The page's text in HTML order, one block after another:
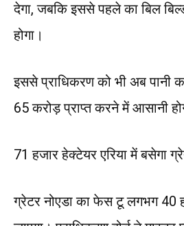
देगा, जबकि इससे पहले का बिल
होगा।
इससे प्राधिकरण को भी अब पानी
65 करोड़ प्राप्त करने में आसानी
71 हजार हेक्टेयर एरिया में बसेगा
ग्रेटर नोएडा का फेस टू लगभग 40